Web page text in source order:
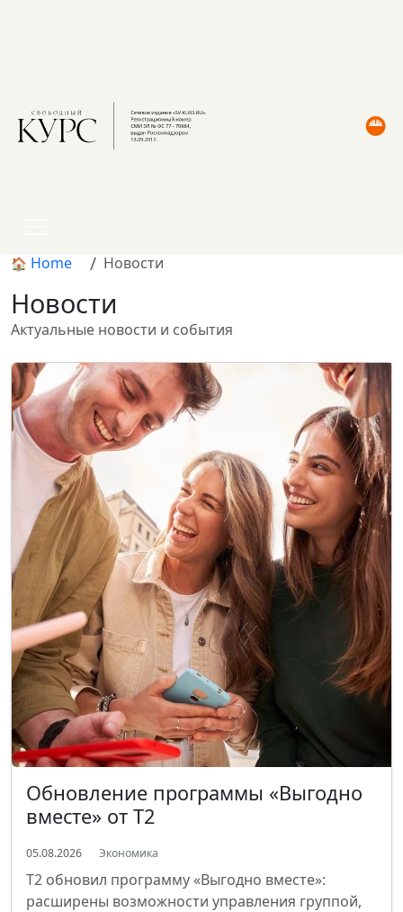
Home Новости
Новости
Актуальные новости и события
Обновление программы «Выгодно
вместе» от T2
05.08.2026 Экономика
T2 обновил программу «Выгодно вместе»:
расширены возможности управления группой,